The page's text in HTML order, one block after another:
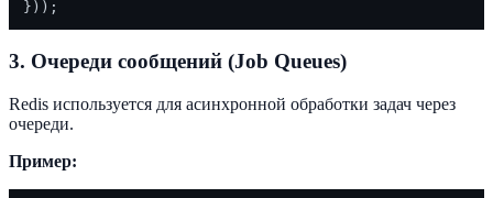
3. Очереди сообщений (Job Queues)
Redis используется для асинхронной обработки задач через
очереди.
Пример: